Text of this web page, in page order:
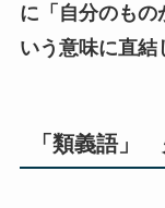
に「自分のもの
いう意味に直結
「類義語」